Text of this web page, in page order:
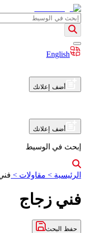
English
أضف إعلانك
أضف إعلانك
إبحث في الوسيط
الرئيسية > مقاولات >
فني زجاج
حفظ البحث